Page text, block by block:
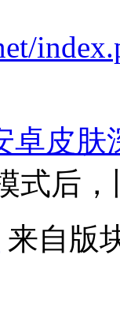
卓皮肤
式后
来自版